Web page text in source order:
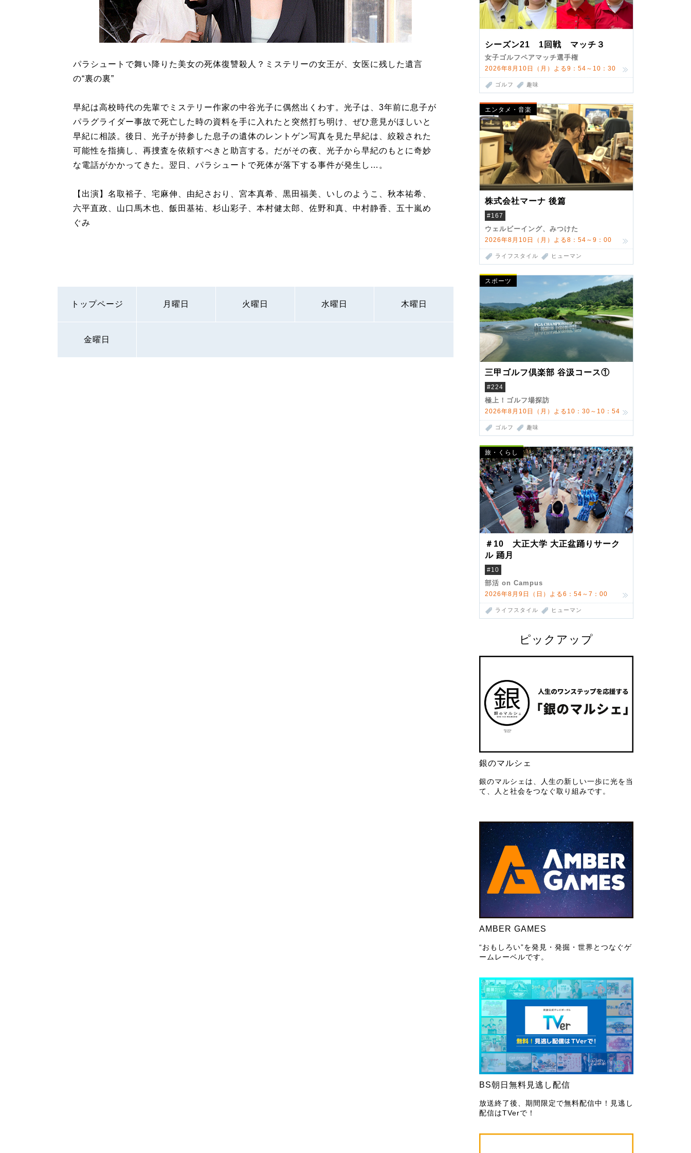
シーズン21 1回戦 マッチ３
女子ゴルフペアマッチ選手権
2026年8月10日（月）よる9：54～10：30
ゴルフ 趣味
エンタメ・音楽
株式会社マーナ 後篇
#167
ウェルビーイング、みつけた
2026年8月10日（月）よる8：54～9：00
ライフスタイル ヒューマン
スポーツ
三甲ゴルフ倶楽部 谷汲コース①
#224
極上！ゴルフ場探訪
2026年8月10日（月）よる10：30～10：54
ゴルフ 趣味
旅・くらし
＃10 大正大学 大正盆踊りサーク
ル 踊月
#10
部活 on Campus
2026年8月9日（日）よる6：54～7：00
ライフスタイル ヒューマン
ピックアップ
銀のマルシェ
銀のマルシェは、人生の新しい一歩に光を当
て、人と社会をつなぐ取り組みです。
AMBER GAMES
“おもしろい”を発見・発掘・世界とつなぐゲ
ームレーベルです。
BS朝日無料見逃し配信
放送終了後、期間限定で無料配信中！見逃し
配信はTVerで！
パラシュートで舞い降りた美女の死体復讐殺人？ミステリーの女王が、女医に残した遺言
の“裏の裏”
早紀は高校時代の先輩でミステリー作家の中谷光子に偶然出くわす。光子は、3年前に息子が
パラグライダー事故で死亡した時の資料を手に入れたと突然打ち明け、ぜひ意見がほしいと
早紀に相談。後日、光子が持参した息子の遺体のレントゲン写真を見た早紀は、絞殺された
可能性を指摘し、再捜査を依頼すべきと助言する。だがその夜、光子から早紀のもとに奇妙
な電話がかかってきた。翌日、パラシュートで死体が落下する事件が発生し…。
【出演】名取裕子、宅麻伸、由紀さおり、宮本真希、黒田福美、いしのようこ、秋本祐希、
六平直政、山口馬木也、飯田基祐、杉山彩子、本村健太郎、佐野和真、中村静香、五十嵐め
ぐみ
トップページ 月曜日 火曜日 水曜日 木曜日
金曜日